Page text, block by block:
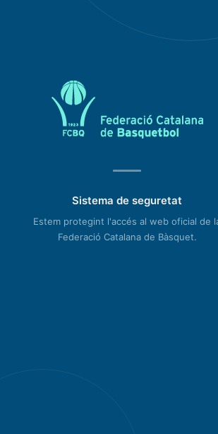
Sistema de seguretat
Estem protegint l'accés al web oficial de
Federació Catalana de Bàsquet.